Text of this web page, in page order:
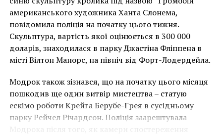
має ознаки вуличного художника Бенксі, на стіні в
Лоустофті на східному узбережжі Англії 8 серпня 2021
року. (Фото Джастіна Талліса / AFP)
В інтерв’ю “Таймс” пан Куттс сказав:
“Спочатку це було
неймовірно, але з
розвитком подій це
стало надзвичайно
американського художника Ханта Слонема,
повідомила поліція на початку цього тижня.
Скульптура, вартість якої оцінюється в 300 000
доларів, знаходилася в парку Джастіна Фліппена в
місті Вілтон Манорс, на північ від Форт-Лодердейла.
Модрок також зізнався, що на початку цього місяця
пошкодив ще один витвір мистецтва – статую
ескімо роботи Крейга Берубе-Грея в сусідньому
парку Рейчел Річардсон. Поліція заарештувала
Модрока після того, як камери спостереження